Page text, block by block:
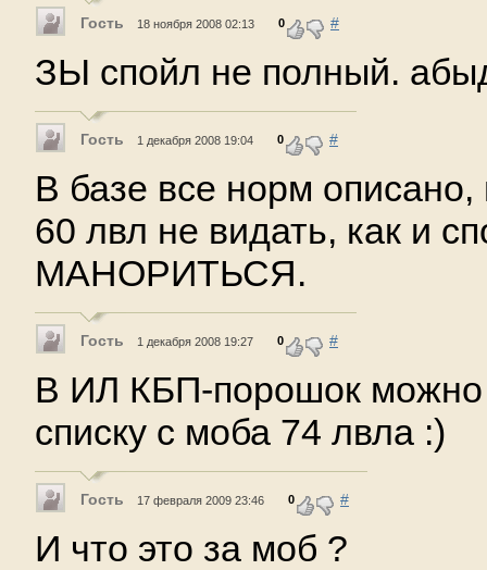
Гость 18 ноября 2008 02:13 0 #
ЗЫ спойл не полный.
Гость 1 декабря 2008 19:04 0 #
В базе все норм описано,
60 лвл не видать, как и
МАНОРИТЬСЯ.
Гость 1 декабря 2008 19:27 0 #
В ИЛ КБП-порошок можно
списку с моба 74 лвла :)
Гость 17 февраля 2009 23:46 0 #
И что это за моб ?